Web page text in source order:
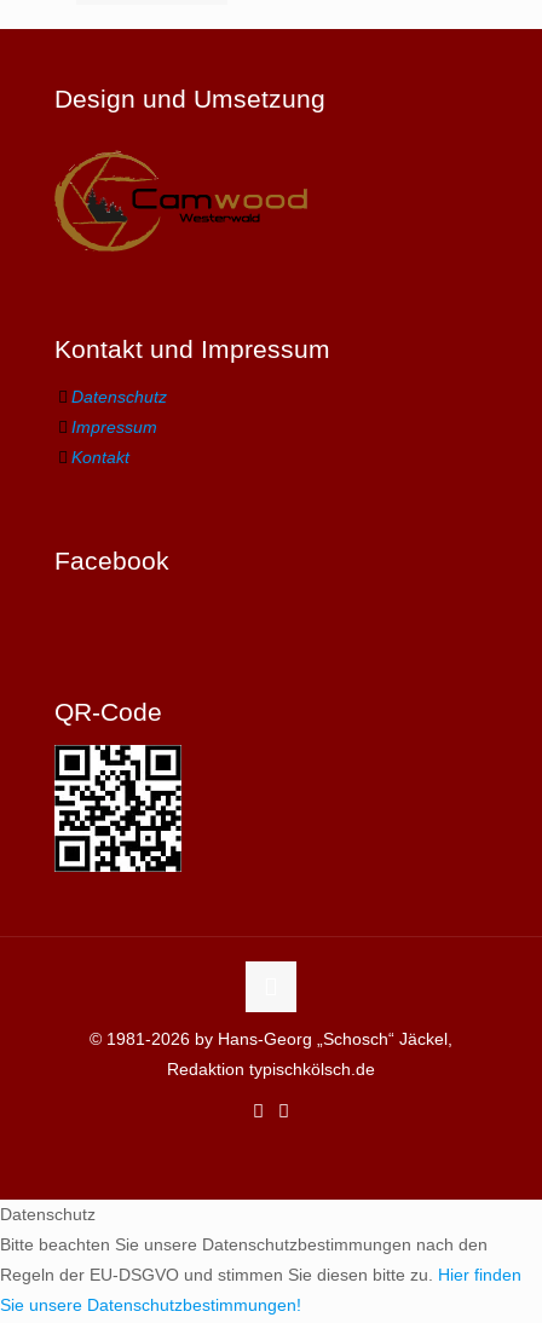
Design und Umsetzung
Kontakt und Impressum
Datenschutz
Impressum
Kontakt
Facebook
QR-Code
© 1981-2026 by Hans-Georg „Schosch“ Jäckel,
Redaktion typischkölsch.de
Datenschutz
Bitte beachten Sie unsere Datenschutzbestimmungen nach den
Regeln der EU-DSGVO und stimmen Sie diesen bitte zu. Hier finden
Sie unsere Datenschutzbestimmungen!